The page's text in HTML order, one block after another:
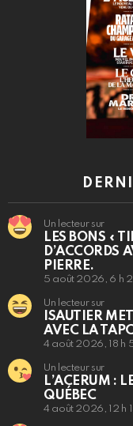
Un lecteur sur
LES BONS «
D’ACCORDS
PIERRE.
5 août 2026, 6 h
Un lecteur sur
ISAUTIER
AVEC LA
4 août 2026, 18 h
Un lecteur sur
L’ACERUM :
QUÉBEC
4 août 2026, 12 h